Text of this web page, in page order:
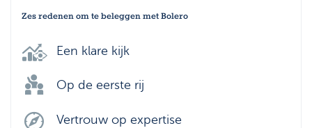
Zes redenen om te beleggen met Bolero
Een klare kijk
Op de eerste rij
Vertrouw op expertise